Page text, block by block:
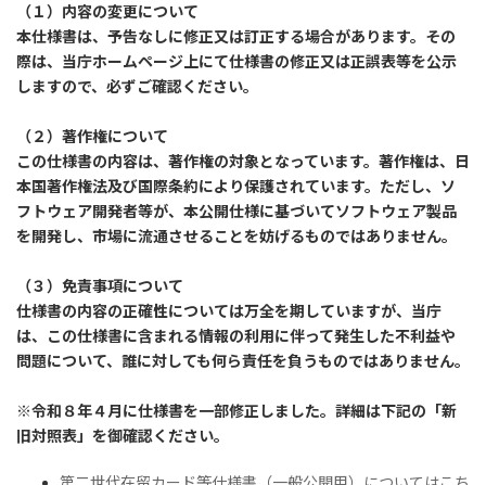
（１）内容の変更について
本仕様書は、予告なしに修正又は訂正する場合があります。その
際は、当庁ホームページ上にて仕様書の修正又は正誤表等を公示
しますので、必ずご確認ください。
（２）著作権について
この仕様書の内容は、著作権の対象となっています。著作権は、日
本国著作権法及び国際条約により保護されています。ただし、ソ
フトウェア開発者等が、本公開仕様に基づいてソフトウェア製品
を開発し、市場に流通させることを妨げるものではありません。
（３）免責事項について
仕様書の内容の正確性については万全を期していますが、当庁
は、この仕様書に含まれる情報の利用に伴って発生した不利益や
問題について、誰に対しても何ら責任を負うものではありません。
※令和８年４月に仕様書を一部修正しました。詳細は下記の「新
旧対照表」を御確認ください。